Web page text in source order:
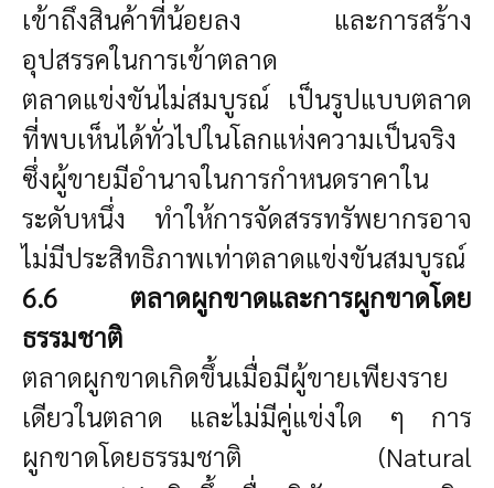
เข้าถึงสินค้าที่น้อยลง และการสร้าง
อุปสรรคในการเข้าตลาด
ตลาดแข่งขันไม่สมบูรณ์ เป็นรูปแบบตลาด
ที่พบเห็นได้ทั่วไปในโลกแห่งความเป็นจริง
ซึ่งผู้ขายมีอำนาจในการกำหนดราคาใน
ระดับหนึ่ง ทำให้การจัดสรรทรัพยากรอาจ
ไม่มีประสิทธิภาพเท่าตลาดแข่งขันสมบูรณ์
6.6 ตลาดผูกขาดและการผูกขาดโดย
ธรรมชาติ
ตลาดผูกขาดเกิดขึ้นเมื่อมีผู้ขายเพียงราย
เดียวในตลาด และไม่มีคู่แข่งใด ๆ การ
ผูกขาดโดยธรรมชาติ (Natural